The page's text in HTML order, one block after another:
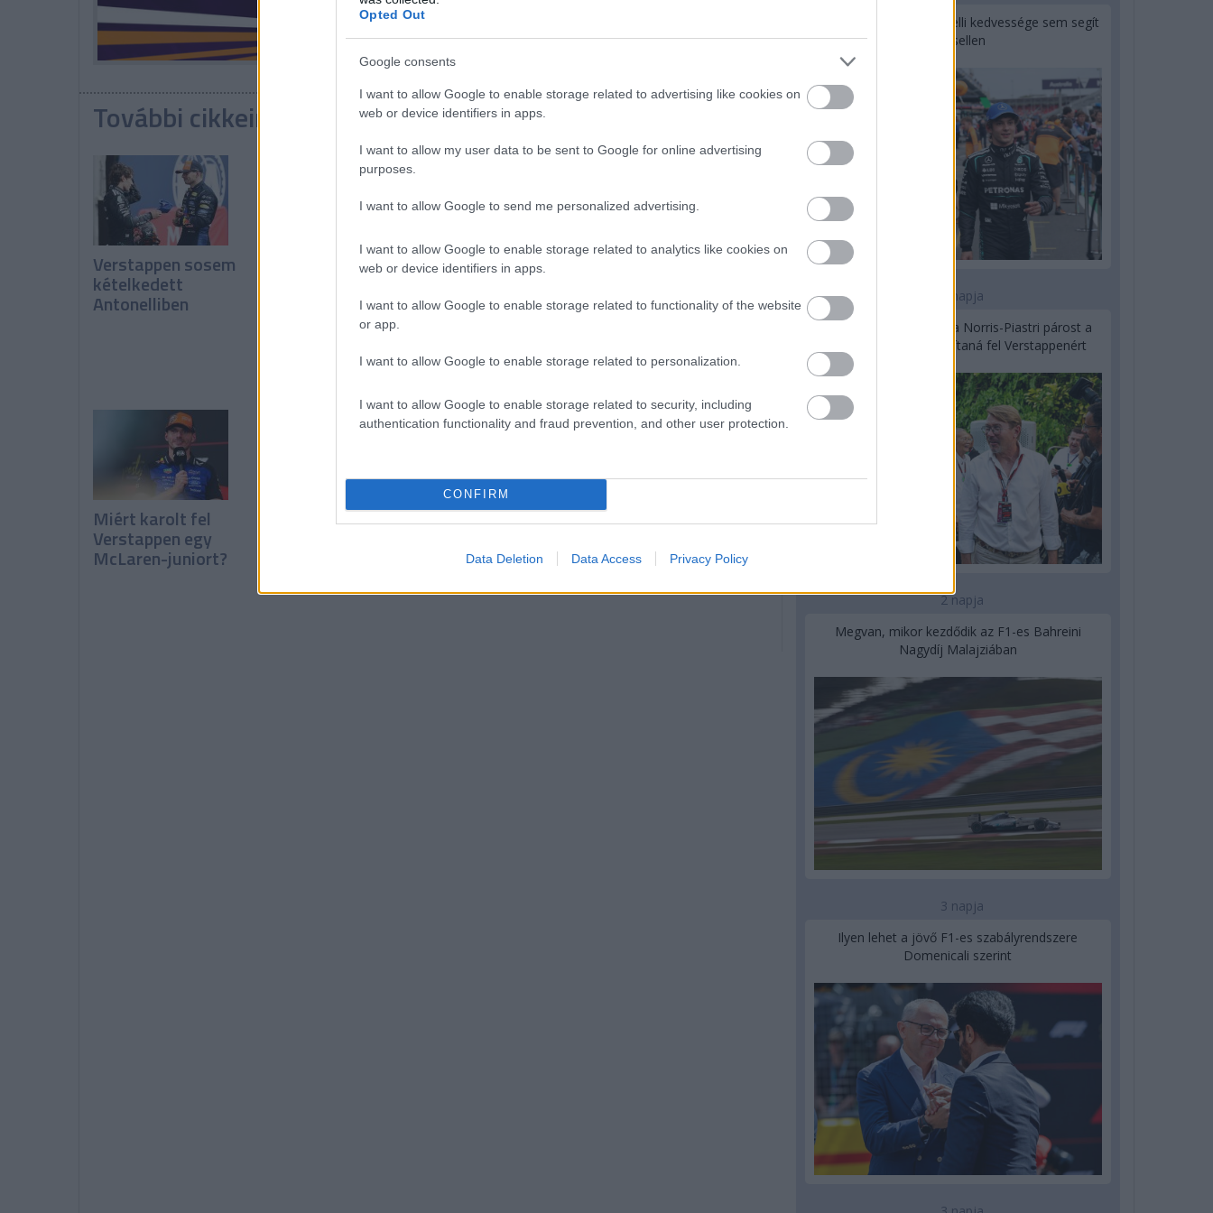
Opted Out
Google consents
I want to allow Google to enable storage related to advertising like cookies on
web or device identifiers in apps.
I want to allow my user data to be sent to Google for online advertising
purposes.
I want to allow Google to send me personalized advertising.
I want to allow Google to enable storage related to analytics like cookies on
web or device identifiers in apps.
I want to allow Google to enable storage related to functionality of the website
or app.
I want to allow Google to enable storage related to personalization.
I want to allow Google to enable storage related to security, including
authentication functionality and fraud prevention, and other user protection.
CONFIRM
Data Deletion Data Access Privacy Policy
További cikkeink a témában
Verstappen sosem
kételkedett
Antonelliben
Vowles: Még nem „Minden álomhoz
kell egy csapat” –
érzelmes posztban
Lagrue
„Még nem hoztuk
Miért karolt fel
Verstappen egy
McLaren-juniort?
Binotto: Elégedett A pilóták kérték,
leszavazták a
Verstappen:
támogatás nélkül
Montoya szerint Antonelli kedvessége sem segít
Russellen
2 napja
Hakkinen megtartaná a Norris-Piastri párost a
McLarennél, nem borítaná fel Verstappenért
2 napja
Megvan, mikor kezdődik az F1-es Bahreini
Nagydíj Malajziában
3 napja
Ilyen lehet a jövő F1-es szabályrendszere
Domenicali szerint